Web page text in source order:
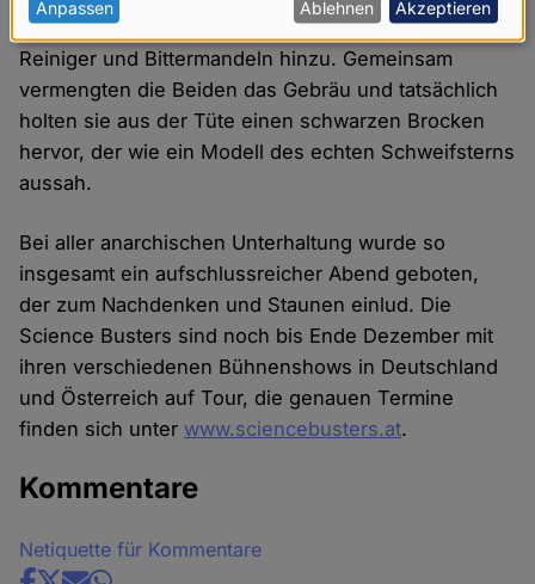
nachzuahmen, gab er zwei Eier, Himbeeressig, WC-
Reiniger und Bittermandeln hinzu. Gemeinsam
vermengten die Beiden das Gebräu und tatsächlich
holten sie aus der Tüte einen schwarzen Brocken
hervor, der wie ein Modell des echten Schweifsterns
aussah.
Bei aller anarchischen Unterhaltung wurde so
insgesamt ein aufschlussreicher Abend geboten,
der zum Nachdenken und Staunen einlud. Die
Science Busters sind noch bis Ende Dezember mit
ihren verschiedenen Bühnenshows in Deutschland
und Österreich auf Tour, die genauen Termine
finden sich unter www.sciencebusters.at.
Kommentare
Netiquette für Kommentare
personenbezogenen
Daten
und
Cookies
Anpassen Ablehnen Akzeptieren